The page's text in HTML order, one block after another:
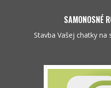
SAMONOSNÉ
Stavba Vašej chatky